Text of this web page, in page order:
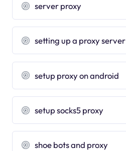
server proxy
setting up a proxy server
setup proxy on android
setup socks5 proxy
shoe bots and proxy